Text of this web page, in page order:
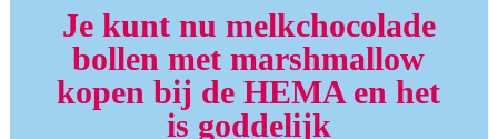
Je kunt nu melkchocolade
bollen met marshmallow
kopen bij de HEMA en het
is goddelijk